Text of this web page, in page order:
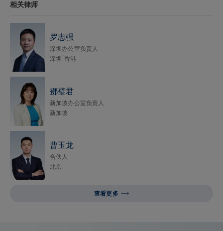
相关律师
罗志强
深圳办公室负责人
深圳
香港
鄧璧君
新加坡办公室负责人
新加坡
曹玉龙
合伙人
北京
查看更多